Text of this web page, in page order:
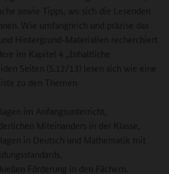
sowie Tipps, wo sich die Lesenden
Wie umfangreich und präzise das
Hintergrund-Materialien recherchiert
im Kapitel 4 „Inhaltliche
Seiten (S.12/13) lesen sich wie eine
zu den Themen
im Anfangsunterricht,
Miteinanders in der Klasse,
in Deutsch und Mathematik mit
Förderung in den Fächern.